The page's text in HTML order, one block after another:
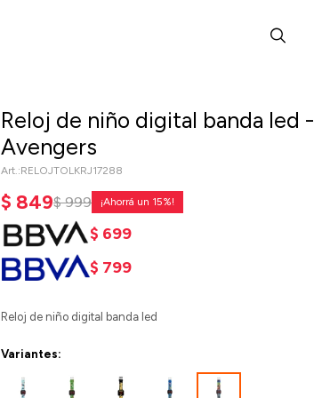
Reloj de niño digital banda led -
Avengers
RELOJTOLKRJ17288
$ 849$ 999 15
$ 699
$ 799
Reloj de niño digital banda led
Variantes: